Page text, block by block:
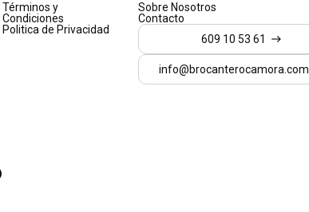
Términos y
Condiciones
Politica de Privacidad
Sobre Nosotros
Contacto
609 10 53 61
info@brocanterocamora.com